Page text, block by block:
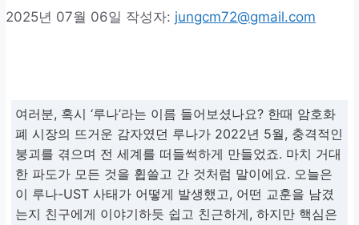
2025년 07월 06일 작성자: jungcm72@gmail.com
여러분, 혹시 ‘루나’라는 이름 들어보셨나요? 한때 암호화
폐 시장의 뜨거운 감자였던 루나가 2022년 5월, 충격적인
붕괴를 겪으며 전 세계를 떠들썩하게 만들었죠. 마치 거대
한 파도가 모든 것을 휩쓸고 간 것처럼 말이에요. 오늘은
이 루나-UST 사태가 어떻게 발생했고, 어떤 교훈을 남겼
는지 친구에게 이야기하듯 쉽고 친근하게, 하지만 핵심은